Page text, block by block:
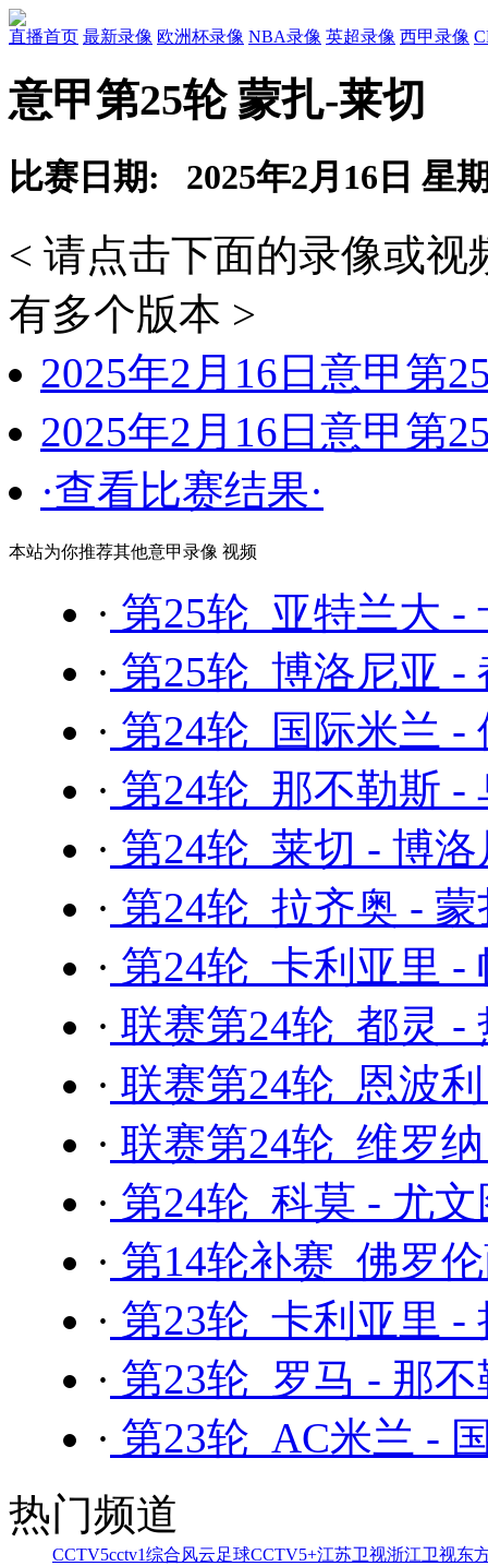
直播首页 最新录像 欧洲杯录像 NBA录像 英超录像 西甲录像
意甲第25轮 蒙扎-莱切
比赛日期: 2025年2月16日 星
< 请点击下面的录像或
有多个版本 >
2025年2月16日意甲第
2025年2月16日意甲第
·查看比赛结果·
本站为你推荐其他意甲录像 视频
· 第25轮 亚特兰大 -
· 第25轮 博洛尼亚 -
· 第24轮 国际米兰 -
· 第24轮 那不勒斯 -
· 第24轮 莱切 - 博
· 第24轮 拉齐奥 -
· 第24轮 卡利亚里 -
· 联赛第24轮 都灵 -
· 联赛第24轮 恩波
· 联赛第24轮 维罗
· 第24轮 科莫 - 尤
· 第14轮补赛 佛罗
· 第23轮 卡利亚里 -
· 第23轮 罗马 - 那
· 第23轮 AC米兰 -
热门频道
CCTV5cctv1综合风云足球CCTV5+江苏卫视浙江卫视东